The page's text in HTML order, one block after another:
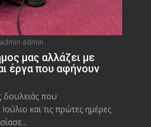
admin admin
μας αλλάζει με
έργα που αφήνουν
δουλειάς που
και τις πρώτες ημέρες